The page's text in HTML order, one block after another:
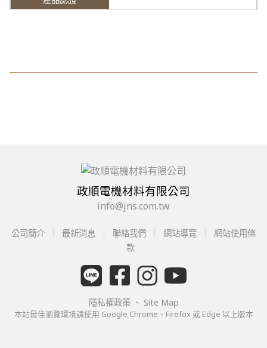
政順電機材料有限公司
info@jns.com.tw
公司簡介 最新消息 聯絡我們 網站導覽
網站使用條
款
隱私權政策 、 Site Map
本站最佳瀏覽環境請使用 Google Chrome、Firefox 或 Edge 以上版本